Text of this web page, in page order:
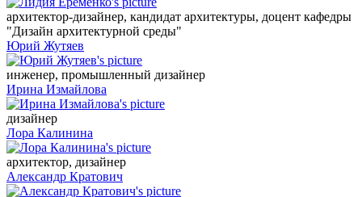
архитектор-дизайнер, кандидат архитектуры, доцент кафедры
"Дизайн архитектурной среды"
Юрий Жутяев
инженер, промышленный дизайнер
Ирина Измайлова
дизайнер
Лора Калинина
архитектор, дизайнер
Александр Кратович